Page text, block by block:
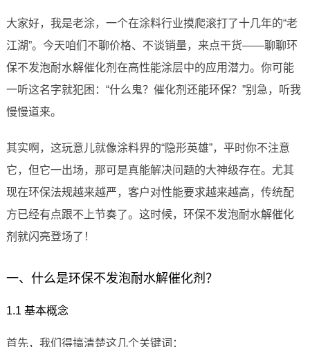
大家好，我是老涂，一个在涂料行业摸爬滚打了十几年的“老
江湖”。今天咱们不聊价格、不谈销量，来点干货——聊聊环
保不发泡耐水解催化剂在高性能涂层中的应用潜力。你可能
一听这名字就犯困：“什么鬼？催化剂还能环保？”别急，听我
慢慢道来。
其实啊，这玩意儿就像涂料界的“隐形英雄”，平时你不注意
它，但它一出场，那可是真能解决问题的大神级存在。尤其
现在环保法规越来越严，客户对性能要求越来越高，传统配
方已经有点跟不上节奏了。这时候，环保不发泡耐水解催化
剂就闪亮登场了！
一、什么是环保不发泡耐水解催化剂？
1.1 基本概念
首先，我们得搞清楚这几个关键词：